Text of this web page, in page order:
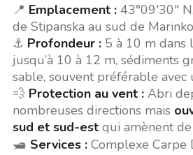
📍 Emplacement :43°09'30"
de Stipanska au sud de
⚓ Profondeur :5 à 10 m dans
jusqu’à 10 à 12 m, sédiments
sable, souvent préférable avec
💨 Protection au vent :Abri
nombreuses directions mais
sud et sud-estqui amènent
🛥️ Services :Complexe Carpe